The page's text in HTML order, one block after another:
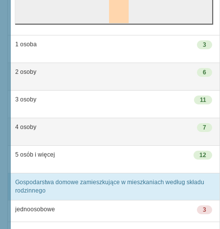
3
1 osoba
6
2 osoby
11
3 osoby
7
4 osoby
12
5 osób i więcej
Gospodarstwa domowe zamieszkujące w mieszkaniach według składu
rodzinnego
3
jednoosobowe